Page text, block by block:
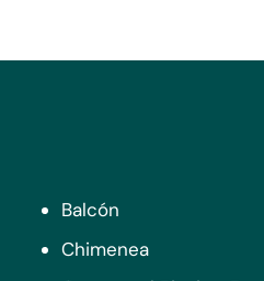
Balcón
Chimenea